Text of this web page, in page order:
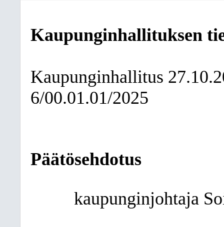
Kaupunginhallituksen
Kaupunginhallitus
6/00.01.01/2025
Päätösehdotus
kaupunginjohtaja